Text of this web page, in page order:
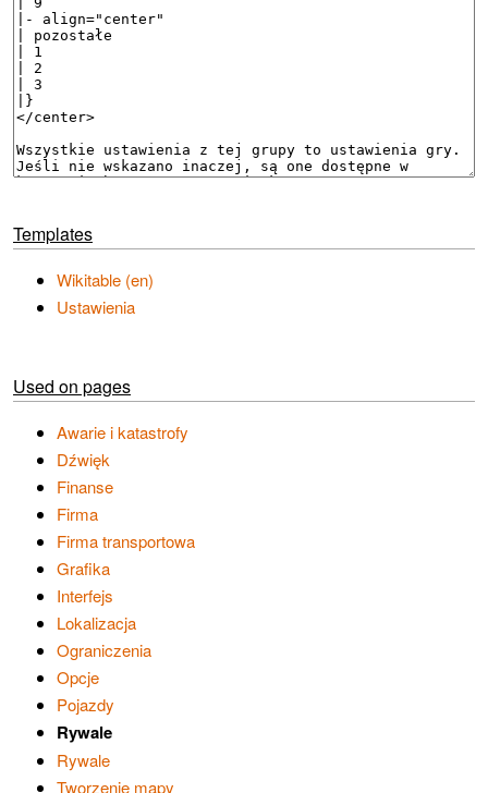
Templates
Wikitable (en)
Ustawienia
Used on pages
Awarie i katastrofy
Dźwięk
Finanse
Firma
Firma transportowa
Grafika
Interfejs
Lokalizacja
Ograniczenia
Opcje
Pojazdy
Rywale
Rywale
Tworzenie mapy